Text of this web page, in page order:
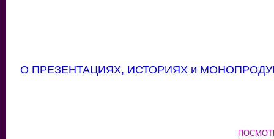
О ПРЕЗЕНТАЦИЯХ, ИСТОРИЯХ и